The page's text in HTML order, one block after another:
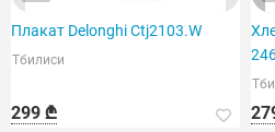
Плакат Delonghi Ctj2103.W
Тбилиси
299 ₾